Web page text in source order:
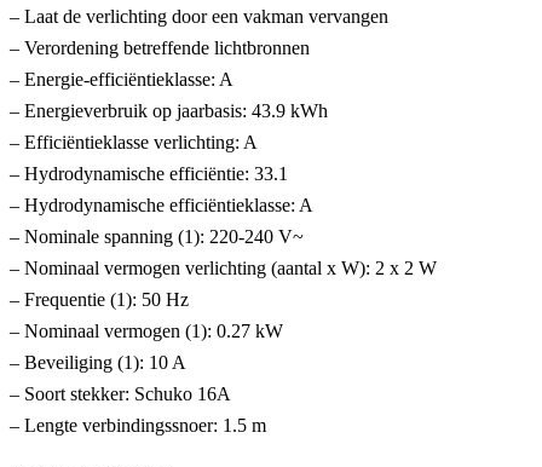
– Laat de verlichting door een vakman vervangen
– Verordening betreffende lichtbronnen
– Energie-efficiëntieklasse: A
– Energieverbruik op jaarbasis: 43.9 kWh
– Efficiëntieklasse verlichting: A
– Hydrodynamische efficiëntie: 33.1
– Hydrodynamische efficiëntieklasse: A
– Nominale spanning (1): 220-240 V~
– Nominaal vermogen verlichting (aantal x W): 2 x 2 W
– Frequentie (1): 50 Hz
– Nominaal vermogen (1): 0.27 kW
– Beveiliging (1): 10 A
– Soort stekker: Schuko 16A
– Lengte verbindingssnoer: 1.5 m